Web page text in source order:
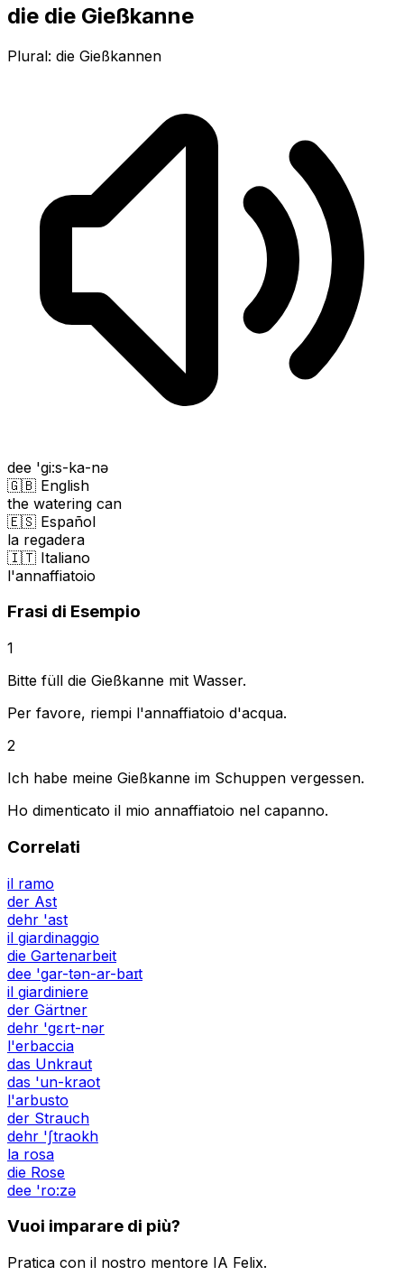
die die Gießkanne
Plural: die Gießkannen
dee 'gi:s-ka-nə
🇬🇧 English
the watering can
🇪🇸 Español
la regadera
🇮🇹 Italiano
l'annaffiatoio
Frasi di Esempio
1
Bitte füll die Gießkanne mit Wasser.
Per favore, riempi l'annaffiatoio d'acqua.
2
Ich habe meine Gießkanne im Schuppen vergessen.
Ho dimenticato il mio annaffiatoio nel capanno.
Correlati
il ramo
der Ast
dehr 'ast
il giardinaggio
die Gartenarbeit
dee 'gar-tən-ar-baɪt
il giardiniere
der Gärtner
dehr 'gɛrt-nər
l'erbaccia
das Unkraut
das 'un-kraot
l'arbusto
der Strauch
dehr 'ʃtraokh
la rosa
die Rose
dee 'ro:zə
Vuoi imparare di più?
Pratica con il nostro mentore IA Felix.